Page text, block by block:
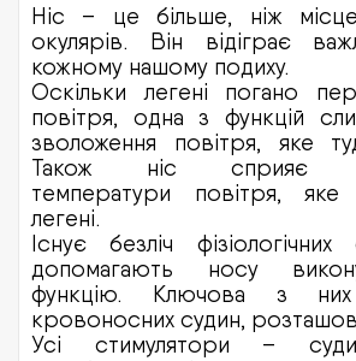
Ніс – це більше, ніж
окулярів. Він відіграє
кожному нашому подиху.
Оскільки легені погано
повітря, одна з функцій
зволоження повітря, яке
Також ніс сприяє
температури повітря,
легені.
Існує безліч
допомагають носу
функцію. Ключова з
кровоносних судин,
Усі стимулятори –